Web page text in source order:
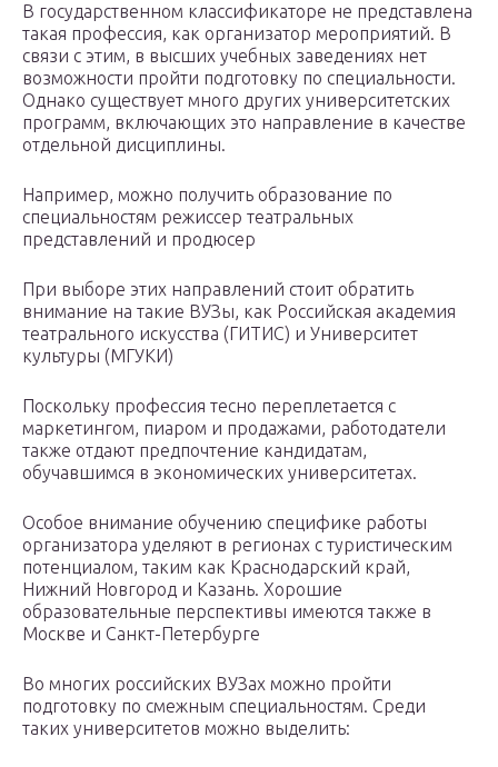
В государственном классификаторе не представлена
такая профессия, как организатор мероприятий. В
связи с этим, в высших учебных заведениях нет
возможности пройти подготовку по специальности.
Однако существует много других университетских
программ, включающих это направление в качестве
отдельной дисциплины.
Например, можно получить образование по
специальностям режиссер театральных
представлений и продюсер
При выборе этих направлений стоит обратить
внимание на такие ВУЗы, как Российская академия
театрального искусства (ГИТИС) и Университет
культуры (МГУКИ)
Поскольку профессия тесно переплетается с
маркетингом, пиаром и продажами, работодатели
также отдают предпочтение кандидатам,
обучавшимся в экономических университетах.
Особое внимание обучению специфике работы
организатора уделяют в регионах с туристическим
потенциалом, таким как Краснодарский край,
Нижний Новгород и Казань. Хорошие
образовательные перспективы имеются также в
Москве и Санкт-Петербурге
Во многих российских ВУЗах можно пройти
подготовку по смежным специальностям. Среди
таких университетов можно выделить: